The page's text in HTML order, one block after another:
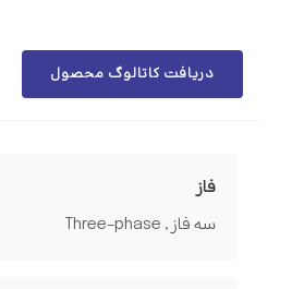
دریافت کاتالوگ محصول
فاز
سه فاز , Three-phase